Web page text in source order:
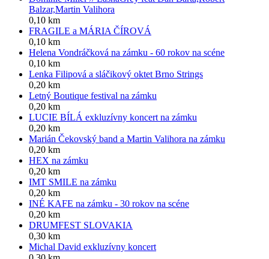
Balzar,Martin Valihora
0,10 km
FRAGILE a MÁRIA ČÍROVÁ
0,10 km
Helena Vondráčková na zámku - 60 rokov na scéne
0,10 km
Lenka Filipová a sláčikový oktet Brno Strings
0,20 km
Letný Boutique festival na zámku
0,20 km
LUCIE BÍLÁ exkluzívny koncert na zámku
0,20 km
Marián Čekovský band a Martin Valihora na zámku
0,20 km
HEX na zámku
0,20 km
IMT SMILE na zámku
0,20 km
INÉ KAFE na zámku - 30 rokov na scéne
0,20 km
DRUMFEST SLOVAKIA
0,30 km
Michal David exkluzívny koncert